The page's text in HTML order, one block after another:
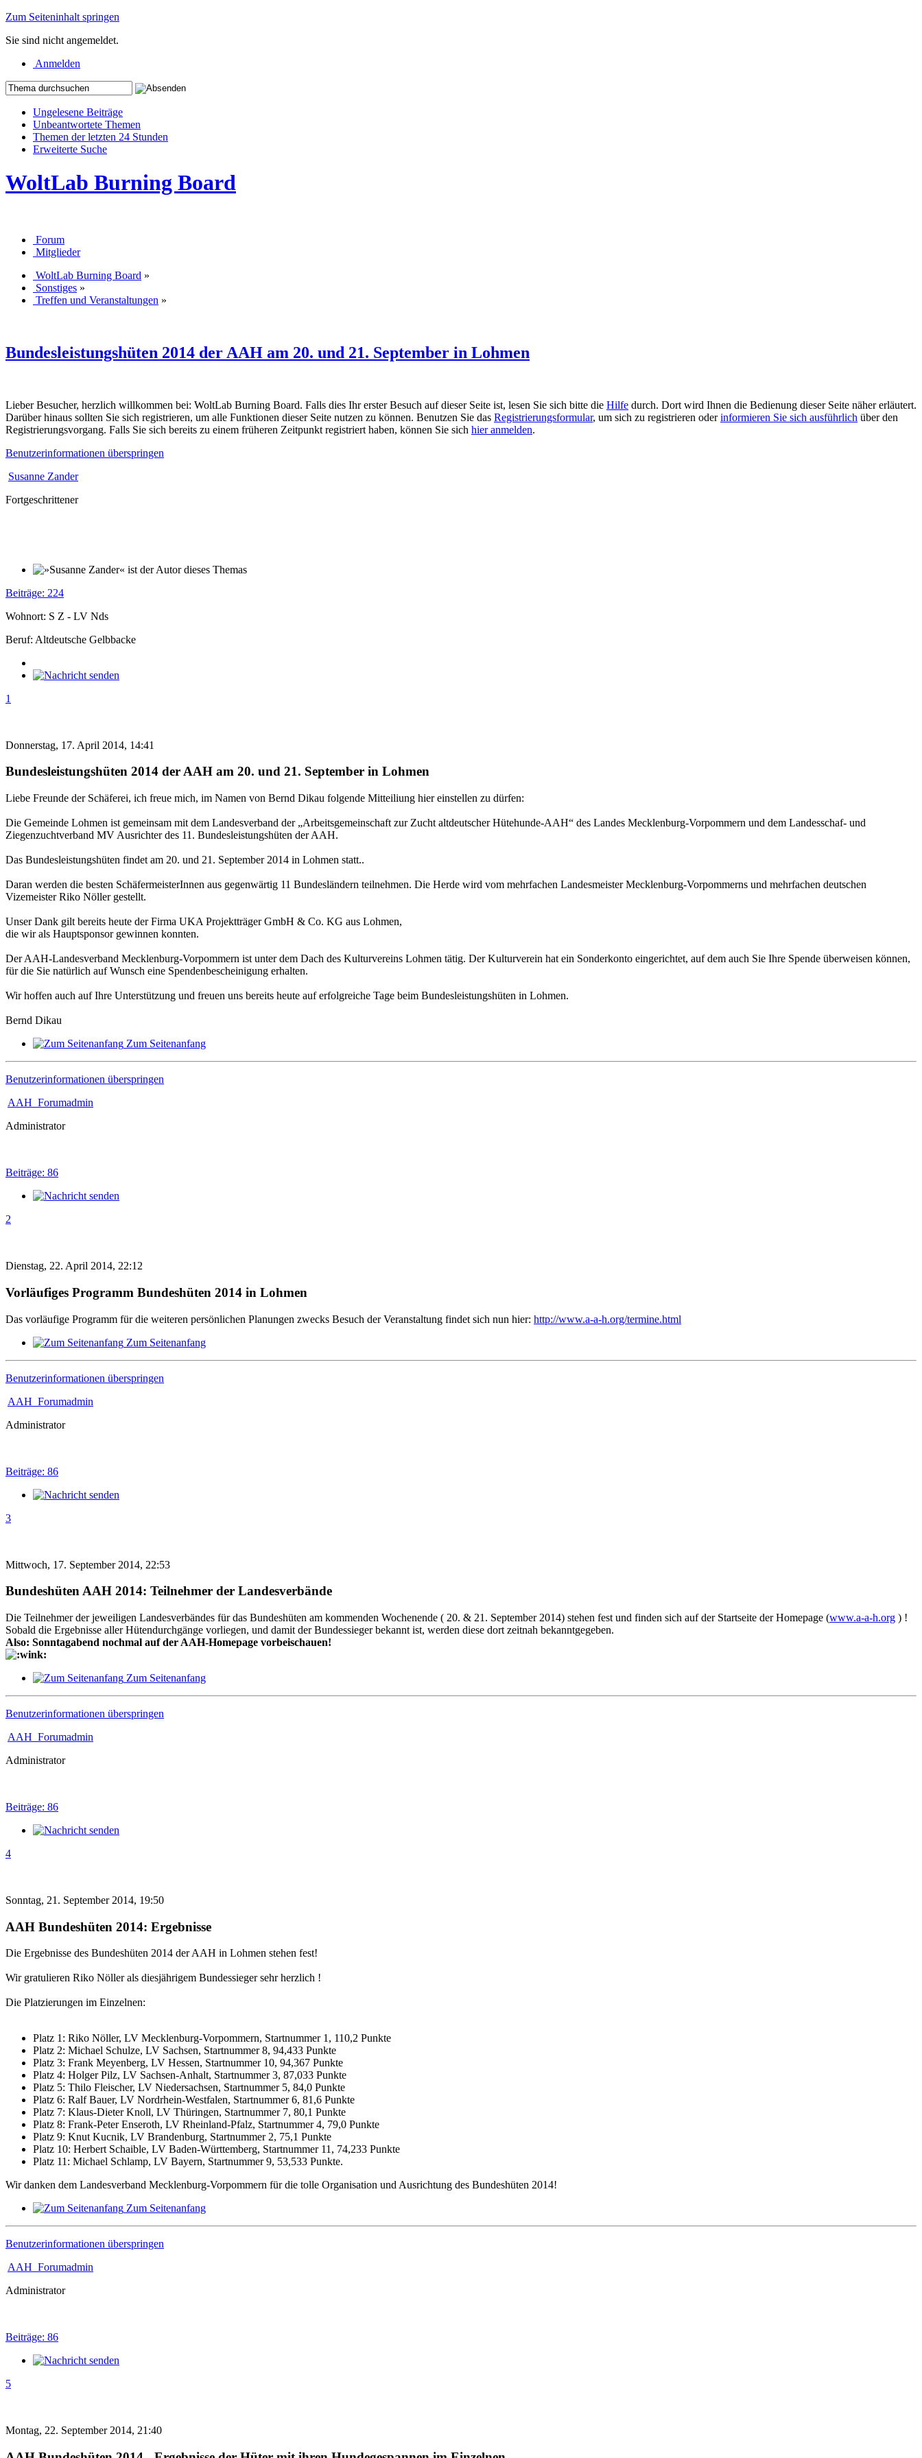
Zum Seiteninhalt springen
Sie sind nicht angemeldet.
Anmelden
Ungelesene Beiträge
Unbeantwortete Themen
Themen der letzten 24 Stunden
Erweiterte Suche
WoltLab Burning Board
Forum
Mitglieder
WoltLab Burning Board »
Sonstiges »
Treffen und Veranstaltungen »
Bundesleistungshüten 2014 der AAH am 20. und 21. September in Lohmen
Lieber Besucher, herzlich willkommen bei: WoltLab Burning Board. Falls dies Ihr erster Besuch auf dieser Seite ist, lesen Sie sich bitte die Hilfe durch. Dort wird Ihnen die Bedienung dieser Seite näher erläutert.
Darüber hinaus sollten Sie sich registrieren, um alle Funktionen dieser Seite nutzen zu können. Benutzen Sie das Registrierungsformular, um sich zu registrieren oderinformieren Sie sich ausführlich über den
Registrierungsvorgang. Falls Sie sich bereits zu einem früheren Zeitpunkt registriert haben, können Sie sich hier anmelden.
Benutzerinformationen überspringen
Susanne Zander
Fortgeschrittener
Beiträge: 224
Wohnort: S Z - LV Nds
Beruf: Altdeutsche Gelbbacke
1
Donnerstag, 17. April 2014, 14:41
Bundesleistungshüten 2014 der AAH am 20. und 21. September in Lohmen
Liebe Freunde der Schäferei, ich freue mich, im Namen von Bernd Dikau folgende Mitteiliung hier einstellen zu dürfen:
Die Gemeinde Lohmen ist gemeinsam mit dem Landesverband der „Arbeitsgemeinschaft zur Zucht altdeutscher Hütehunde-AAH“ des Landes Mecklenburg-Vorpommern und dem Landesschaf- und
Ziegenzuchtverband MV Ausrichter des 11. Bundesleistungshüten der AAH.
Das Bundesleistungshüten findet am 20. und 21. September 2014 in Lohmen statt..
Daran werden die besten SchäfermeisterInnen aus gegenwärtig 11 Bundesländern teilnehmen. Die Herde wird vom mehrfachen Landesmeister Mecklenburg-Vorpommerns und mehrfachen deutschen
Vizemeister Riko Nöller gestellt.
Unser Dank gilt bereits heute der Firma UKA Projektträger GmbH & Co. KG aus Lohmen,
die wir als Hauptsponsor gewinnen konnten.
Der AAH-Landesverband Mecklenburg-Vorpommern ist unter dem Dach des Kulturvereins Lohmen tätig. Der Kulturverein hat ein Sonderkonto eingerichtet, auf dem auch Sie Ihre Spende überweisen können,
für die Sie natürlich auf Wunsch eine Spendenbescheinigung erhalten.
Wir hoffen auch auf Ihre Unterstützung und freuen uns bereits heute auf erfolgreiche Tage beim Bundesleistungshüten in Lohmen.
Bernd Dikau
Zum Seitenanfang
Benutzerinformationen überspringen
AAH_Forumadmin
Administrator
Beiträge: 86
2
Dienstag, 22. April 2014, 22:12
Vorläufiges Programm Bundeshüten 2014 in Lohmen
Das vorläufige Programm für die weiteren persönlichen Planungen zwecks Besuch der Veranstaltung findet sich nun hier: http://www.a-a-h.org/termine.html
Zum Seitenanfang
Benutzerinformationen überspringen
AAH_Forumadmin
Administrator
Beiträge: 86
3
Mittwoch, 17. September 2014, 22:53
Bundeshüten AAH 2014: Teilnehmer der Landesverbände
Die Teilnehmer der jeweiligen Landesverbändes für das Bundeshüten am kommenden Wochenende ( 20. & 21. September 2014) stehen fest und finden sich auf der Startseite der Homepage (www.a-a-h.org ) !
Sobald die Ergebnisse aller Hütendurchgänge vorliegen, und damit der Bundessieger bekannt ist, werden diese dort zeitnah bekanntgegeben.
Also: Sonntagabend nochmal auf der AAH-Homepage vorbeischauen!
Zum Seitenanfang
Benutzerinformationen überspringen
AAH_Forumadmin
Administrator
Beiträge: 86
4
Sonntag, 21. September 2014, 19:50
AAH Bundeshüten 2014: Ergebnisse
Die Ergebnisse des Bundeshüten 2014 der AAH in Lohmen stehen fest!
Wir gratulieren Riko Nöller als diesjährigem Bundessieger sehr herzlich !
Die Platzierungen im Einzelnen:
Platz 1: Riko Nöller, LV Mecklenburg-Vorpommern, Startnummer 1, 110,2 Punkte
Platz 2: Michael Schulze, LV Sachsen, Startnummer 8, 94,433 Punkte
Platz 3: Frank Meyenberg, LV Hessen, Startnummer 10, 94,367 Punkte
Platz 4: Holger Pilz, LV Sachsen-Anhalt, Startnummer 3, 87,033 Punkte
Platz 5: Thilo Fleischer, LV Niedersachsen, Startnummer 5, 84,0 Punkte
Platz 6: Ralf Bauer, LV Nordrhein-Westfalen, Startnummer 6, 81,6 Punkte
Platz 7: Klaus-Dieter Knoll, LV Thüringen, Startnummer 7, 80,1 Punkte
Platz 8: Frank-Peter Enseroth, LV Rheinland-Pfalz, Startnummer 4, 79,0 Punkte
Platz 9: Knut Kucnik, LV Brandenburg, Startnummer 2, 75,1 Punkte
Platz 10: Herbert Schaible, LV Baden-Württemberg, Startnummer 11, 74,233 Punkte
Platz 11: Michael Schlamp, LV Bayern, Startnummer 9, 53,533 Punkte.
Wir danken dem Landesverband Mecklenburg-Vorpommern für die tolle Organisation und Ausrichtung des Bundeshüten 2014!
Zum Seitenanfang
Benutzerinformationen überspringen
AAH_Forumadmin
Administrator
Beiträge: 86
5
Montag, 22. September 2014, 21:40